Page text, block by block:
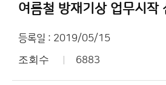
여름철 방재기상 업무시작
등록일 : 2019/05/15
조회수 6883